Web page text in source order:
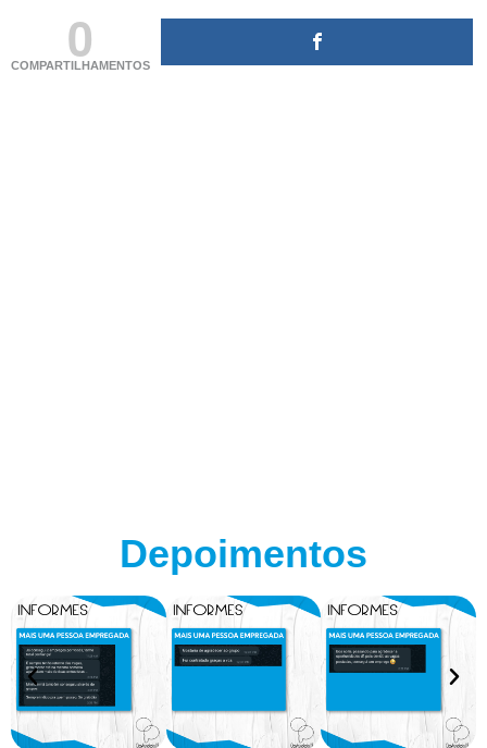
0
COMPARTILHAMENTOS
Depoimentos